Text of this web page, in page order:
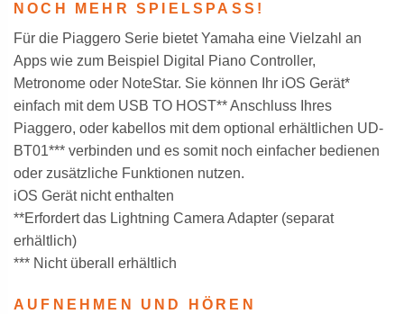
NOCH MEHR SPIELSPASS!
Für die Piaggero Serie bietet Yamaha eine Vielzahl an
Apps wie zum Beispiel Digital Piano Controller,
Metronome oder NoteStar. Sie können Ihr iOS Gerät*
einfach mit dem USB TO HOST** Anschluss Ihres
Piaggero, oder kabellos mit dem optional erhältlichen UD-
BT01*** verbinden und es somit noch einfacher bedienen
oder zusätzliche Funktionen nutzen.
iOS Gerät nicht enthalten
**Erfordert das Lightning Camera Adapter (separat
erhältlich)
*** Nicht überall erhältlich
AUFNEHMEN UND HÖREN